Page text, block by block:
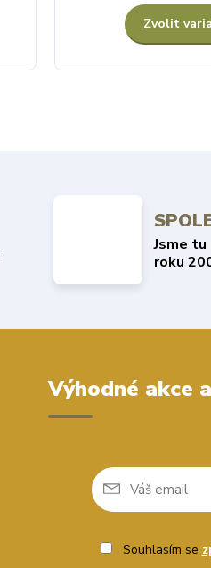
Zvolit
Jsme tu
roku
Výhodné akce
Souhlasím se